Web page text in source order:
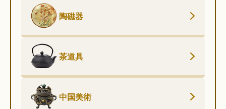
陶磁器
茶道具
中国美術